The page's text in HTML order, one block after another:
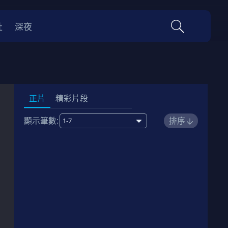
深夜
正片
精彩片段
顯示筆數:
排序